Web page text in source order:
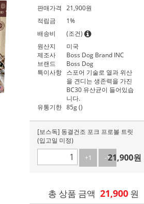
판매가격 21,900원
적립금
1%
배송비
(조건)
원산지
미국
제조사
Boss Dog Brand INC
브랜드
Boss Dog
특이사항 스포어 기술로 열과 위산
을 견디는 생존력을 가진
BC30 유산균이 들어있습
니다.
유통기한 85g ()
[보스독] 동결건조 포크 프로볼 트릿
(입고일 미정)
+1
-121,900원
총 상품 금액 21,900 원